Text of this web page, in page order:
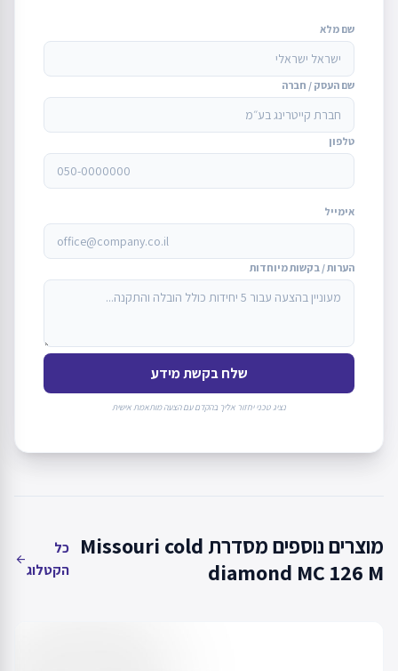
שם מלא
שם העסק / חברה
טלפון
אימייל
הערות / בקשות מיוחדות
שלח בקשת מידע
נציג טכני יחזור אליך בהקדם עם הצעה מותאמת אישית
מוצרים נוספים מסדרת Missouri cold
diamond MC 126 M
כל
הקטלוג
arrow_back